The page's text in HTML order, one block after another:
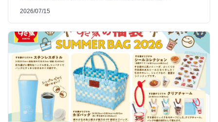
2026/07/15